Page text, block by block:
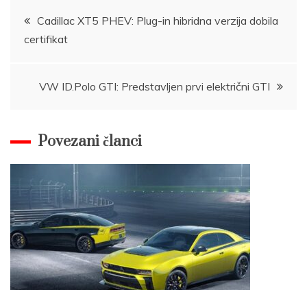
Post
navigation
Cadillac XT5 PHEV: Plug-in hibridna verzija dobila
certifikat
VW ID.Polo GTI: Predstavljen prvi električni GTI
Povezani članci